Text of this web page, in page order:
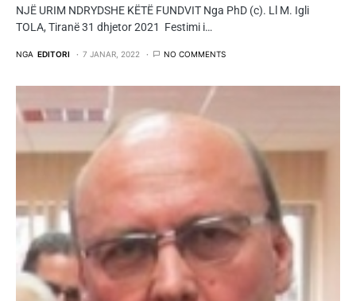
NJË URIM NDRYDSHE KËTË FUNDVIT Nga PhD (c). Ll M. Igli
TOLA, Tiranë 31 dhjetor 2021 Festimi i…
NGA EDITORI 7 JANAR, 2022 NO COMMENTS